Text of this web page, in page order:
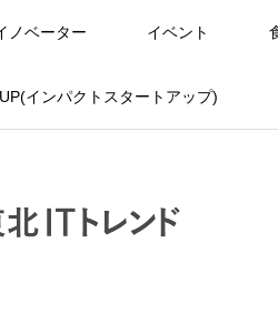
ノベーター イベント
インパクトスタートアップ)